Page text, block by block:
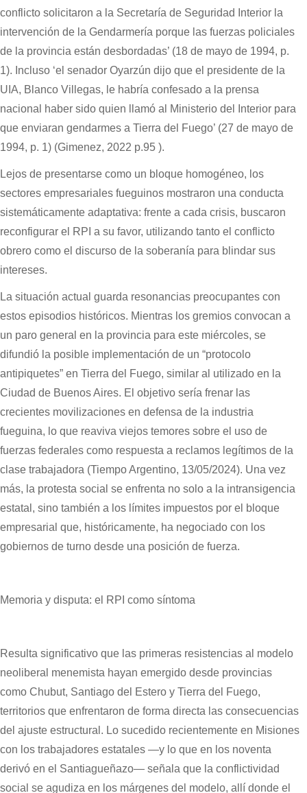
conflicto solicitaron a la Secretaría de Seguridad Interior la
intervención de la Gendarmería porque las fuerzas policiales
de la provincia están desbordadas’ (18 de mayo de 1994, p.
1). Incluso ‘el senador Oyarzún dijo que el presidente de la
UIA, Blanco Villegas, le habría confesado a la prensa
nacional haber sido quien llamó al Ministerio del Interior para
que enviaran gendarmes a Tierra del Fuego’ (27 de mayo de
1994, p. 1) (Gimenez, 2022 p.95 ).
Lejos de presentarse como un bloque homogéneo, los
sectores empresariales fueguinos mostraron una conducta
sistemáticamente adaptativa: frente a cada crisis, buscaron
reconfigurar el RPI a su favor, utilizando tanto el conflicto
obrero como el discurso de la soberanía para blindar sus
intereses.
La situación actual guarda resonancias preocupantes con
estos episodios históricos. Mientras los gremios convocan a
un paro general en la provincia para este miércoles, se
difundió la posible implementación de un “protocolo
antipiquetes” en Tierra del Fuego, similar al utilizado en la
Ciudad de Buenos Aires. El objetivo sería frenar las
crecientes movilizaciones en defensa de la industria
fueguina, lo que reaviva viejos temores sobre el uso de
fuerzas federales como respuesta a reclamos legítimos de la
clase trabajadora (Tiempo Argentino, 13/05/2024). Una vez
más, la protesta social se enfrenta no solo a la intransigencia
estatal, sino también a los límites impuestos por el bloque
empresarial que, históricamente, ha negociado con los
gobiernos de turno desde una posición de fuerza.
Memoria y disputa: el RPI como síntoma
Resulta significativo que las primeras resistencias al modelo
neoliberal menemista hayan emergido desde provincias
como Chubut, Santiago del Estero y Tierra del Fuego,
territorios que enfrentaron de forma directa las consecuencias
del ajuste estructural. Lo sucedido recientemente en Misiones
con los trabajadores estatales —y lo que en los noventa
derivó en el Santiagueñazo— señala que la conflictividad
social se agudiza en los márgenes del modelo, allí donde el